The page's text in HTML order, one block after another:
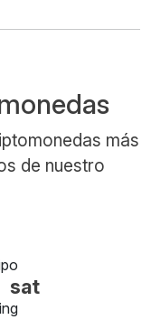
más
de nuestro
sat